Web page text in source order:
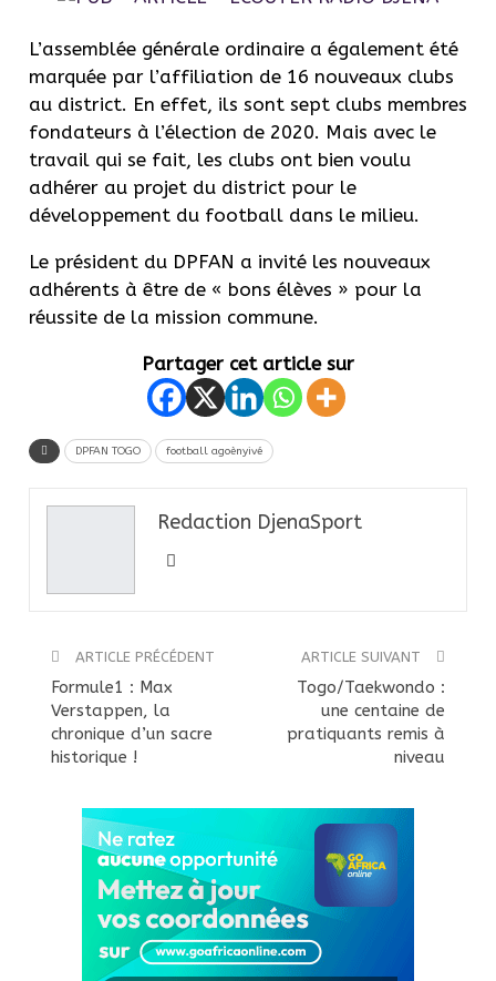
L’assemblée générale ordinaire a également été
marquée par l’affiliation de 16 nouveaux clubs
au district. En effet, ils sont sept clubs membres
fondateurs à l’élection de 2020. Mais avec le
travail qui se fait, les clubs ont bien voulu
adhérer au projet du district pour le
développement du football dans le milieu.
Le président du DPFAN a invité les nouveaux
adhérents à être de « bons élèves » pour la
réussite de la mission commune.
Partager cet article sur
DPFAN TOGO football agoènyivé
Redaction DjenaSport
ARTICLE PRÉCÉDENT
Formule1 : Max
Verstappen, la
chronique d’un sacre
historique !
ARTICLE SUIVANT
Togo/Taekwondo :
une centaine de
pratiquants remis à
niveau